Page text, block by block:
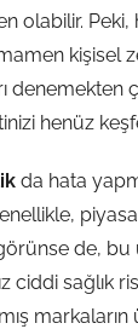
olabilir. Peki,
kişisel
denemekten
henüz
da hata
de, bu
ciddi sağlık